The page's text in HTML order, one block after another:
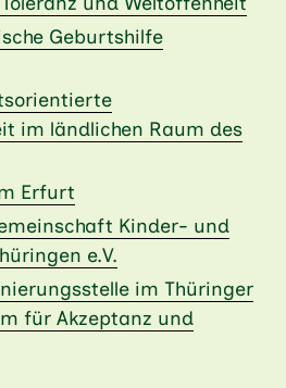
Geburtshilfe
im ländlichen Raum des
Erfurt
Kinder- und
e.V.
im Thüringer
für Akzeptanz und